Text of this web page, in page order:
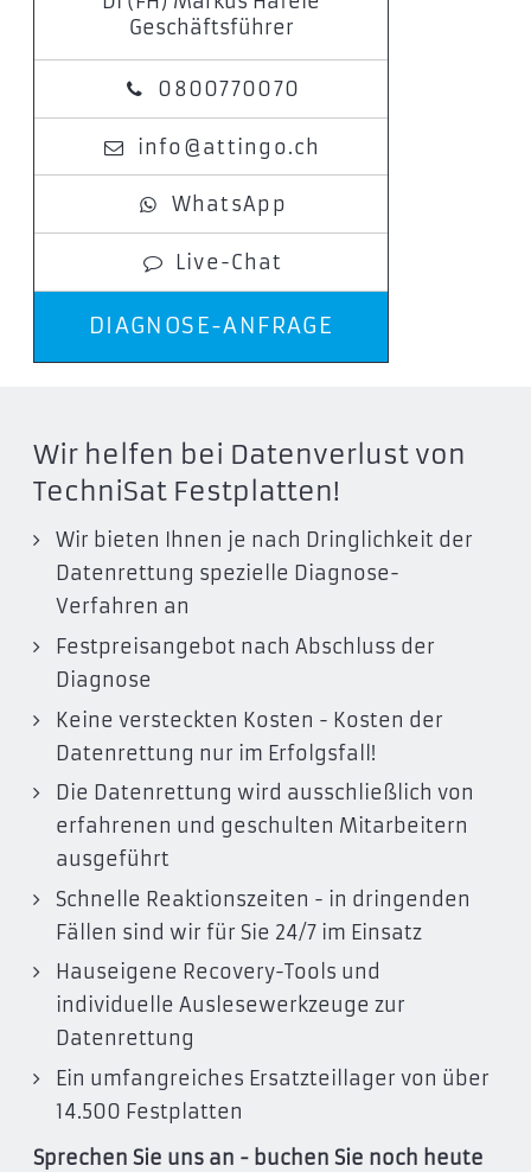
Geschäftsführer
0800770070
info@attingo.ch
WhatsApp
Live-Chat
DIAGNOSE-ANFRAGE
Wir helfen bei Datenverlust von
TechniSat Festplatten!
Wir bieten Ihnen je nach Dringlichkeit der
Datenrettung spezielle Diagnose-
Verfahren an
Festpreisangebot nach Abschluss der
Diagnose
Keine versteckten Kosten - Kosten der
Datenrettung nur im Erfolgsfall!
Die Datenrettung wird ausschließlich von
erfahrenen und geschulten Mitarbeitern
ausgeführt
Schnelle Reaktionszeiten - in dringenden
Fällen sind wir für Sie 24/7 im Einsatz
Hauseigene Recovery-Tools und
individuelle Auslesewerkzeuge zur
Datenrettung
Ein umfangreiches Ersatzteillager von über
14.500 Festplatten
Sprechen Sie uns an - buchen Sie noch heute